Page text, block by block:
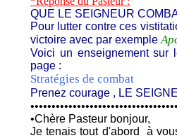
QUE LE SEIGNEUR
Pour lutter contre ces
victoire avec par exemple
Voici un enseignement sur
page :
Stratégies de combat
Prenez courage , LE
•Chère Pasteur bonjour,
Je tenais tout d'abord à